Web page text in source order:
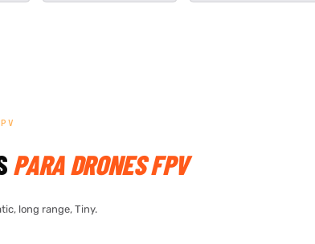
PARA DRONES FPV
long range, Tiny.